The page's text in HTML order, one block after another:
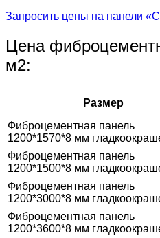
Запросить цены на панели
Цена
м2:
Размер
Фиброцементная панель
1200*1570*8 мм
Фиброцементная панель
1200*1500*8 мм
Фиброцементная панель
1200*3000*8 мм
Фиброцементная панель
1200*3600*8 мм